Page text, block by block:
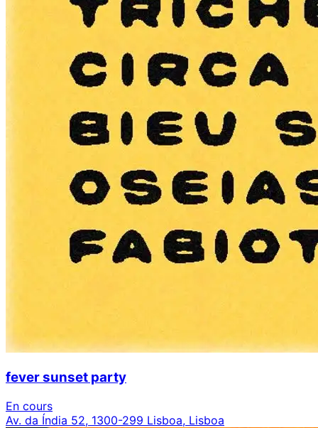
fever sunset party
En cours
Av. da Índia 52, 1300-299 Lisboa, Lisboa